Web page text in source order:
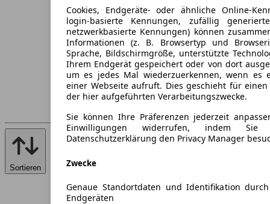
Sortieren
Cookies, Endgeräte- oder ähnliche Online-
login-basierte Kennungen, zufällig
netzwerkbasierte Kennungen) können
Informationen (z. B. Browsertyp und
Sprache, Bildschirmgröße, unterstützte
Ihrem Endgerät gespeichert oder von dort
um es jedes Mal wiederzuerkennen, wenn es
einer Webseite aufruft. Dies geschieht für
der hier aufgeführten Verarbeitungszwecke.
Sie können Ihre Präferenzen jederzeit
Einwilligungen widerrufen, indem
Datenschutzerklärung den Privacy Manager
Zwecke
Genaue Standortdaten und Identifikation
Endgeräten